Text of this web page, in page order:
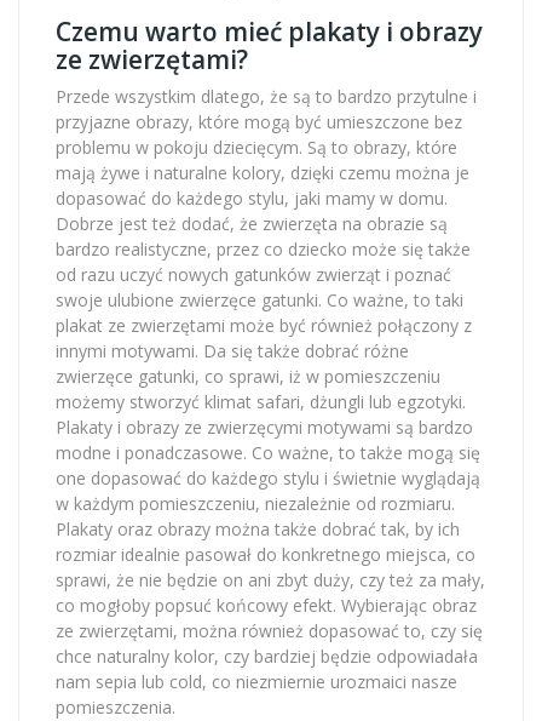
Czemu warto mieć plakaty i obrazy
ze zwierzętami?
Przede wszystkim dlatego, że są to bardzo przytulne i
przyjazne obrazy, które mogą być umieszczone bez
problemu w pokoju dziecięcym. Są to obrazy, które
mają żywe i naturalne kolory, dzięki czemu można je
dopasować do każdego stylu, jaki mamy w domu.
Dobrze jest też dodać, że zwierzęta na obrazie są
bardzo realistyczne, przez co dziecko może się także
od razu uczyć nowych gatunków zwierząt i poznać
swoje ulubione zwierzęce gatunki. Co ważne, to taki
plakat ze zwierzętami może być również połączony z
innymi motywami. Da się także dobrać różne
zwierzęce gatunki, co sprawi, iż w pomieszczeniu
możemy stworzyć klimat safari, dżungli lub egzotyki.
Plakaty i obrazy ze zwierzęcymi motywami są bardzo
modne i ponadczasowe. Co ważne, to także mogą się
one dopasować do każdego stylu i świetnie wyglądają
w każdym pomieszczeniu, niezależnie od rozmiaru.
Plakaty oraz obrazy można także dobrać tak, by ich
rozmiar idealnie pasował do konkretnego miejsca, co
sprawi, że nie będzie on ani zbyt duży, czy też za mały,
co mogłoby popsuć końcowy efekt. Wybierając obraz
ze zwierzętami, można również dopasować to, czy się
chce naturalny kolor, czy bardziej będzie odpowiadała
nam sepia lub cold, co niezmiernie urozmaici nasze
pomieszczenia.